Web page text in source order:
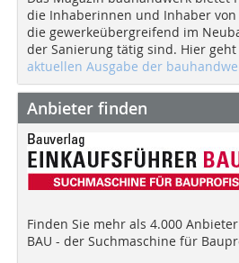
die Inhaberinnen und Inhaber
die gewerkeübergreifend im
der Sanierung tätig sind. Hier
aktuellen Ausgabe der
Anbieter finden
Finden Sie mehr als 4.000 Anbieter
BAU - der Suchmaschine für